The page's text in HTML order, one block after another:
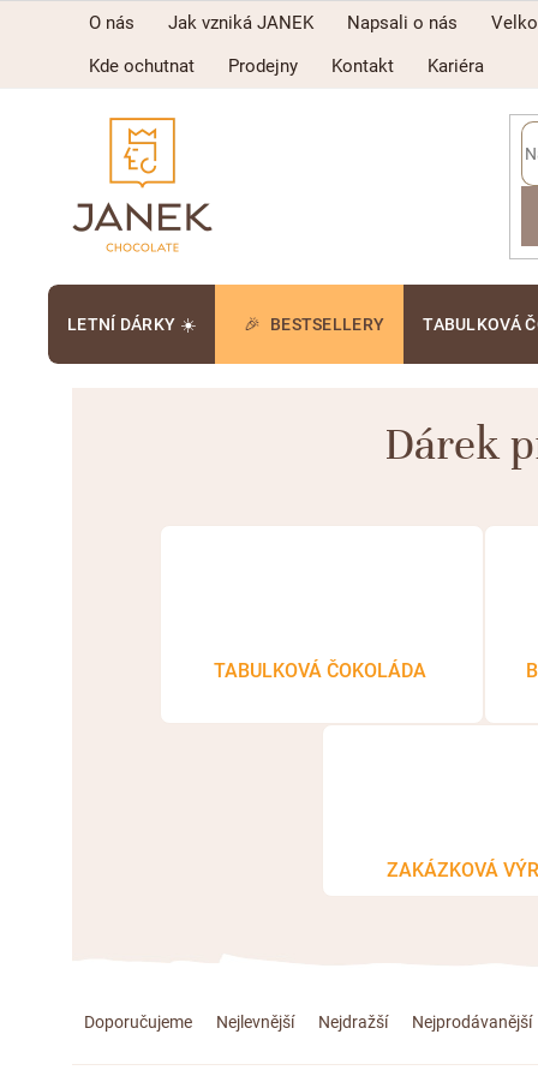
O nás Jak vzniká JANEK Napsali o nás
Kde ochutnat
Prodejny Kontakt Kariéra
LETNÍ DÁRKY ☀️ BESTSELLERY TABULKOVÁ
Dárek
TABULKOVÁ ČOKOLÁDA
ZAKÁZKOVÁ
Ř
a
Doporučujeme Nejlevnější Nejdražší Nejprodávanější